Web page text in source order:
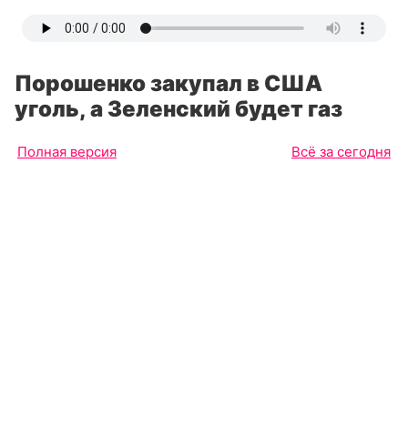
Порошенко закупал в США
уголь, а Зеленский будет газ
Полная версия Всё за сегодня